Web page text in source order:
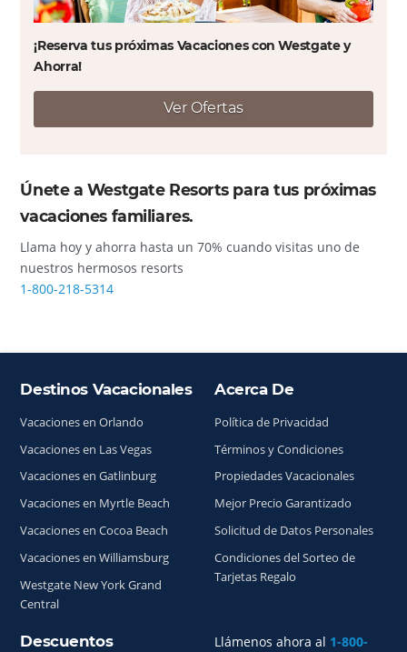
¡Reserva tus próximas Vacaciones con Westgate y
Ahorra!
Ver Ofertas
Únete a Westgate Resorts para tus próximas
vacaciones familiares.
Llama hoy y ahorra hasta un 70% cuando visitas uno de
nuestros hermosos resorts
1-800-218-5314
Índice del sitio
Llámenos ahora al 1-800-
Destinos Vacacionales
Vacaciones en Orlando
Vacaciones en Las Vegas
Vacaciones en Gatlinburg
Vacaciones en Myrtle Beach
Vacaciones en Cocoa Beach
Vacaciones en Williamsburg
Westgate New York Grand
Central
Acerca De
Política de Privacidad
Términos y Condiciones
Propiedades Vacacionales
Mejor Precio Garantizado
Solicitud de Datos Personales
Condiciones del Sorteo de
Tarjetas Regalo
Descuentos